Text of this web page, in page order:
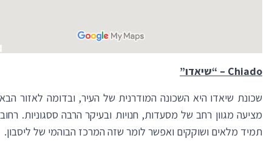
Chiado – “שיאדו”
שכונת שיאדו היא השכונה המודרנית של העיר, ובדומה לאזור
מציעה מגוון רחב של מסעדות, חנויות ובעיקר הרבה ססגוניות.
תמיד מלאים ושוקקים ואפשר לומר שזה המרכז הבוהמי של ליסבון.